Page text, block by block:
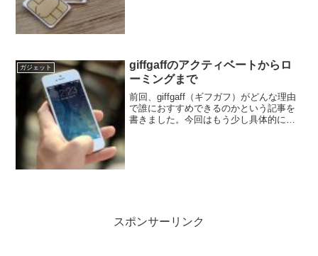
ガジェット
giffgaffのアクティベートからロ
ーミングまで
前回、giffgaff（ギフガフ）がどんな理由
で誰におすすめできるのかという記事を
書きました。今回はもう少し具体的に、
スポンサーリンク